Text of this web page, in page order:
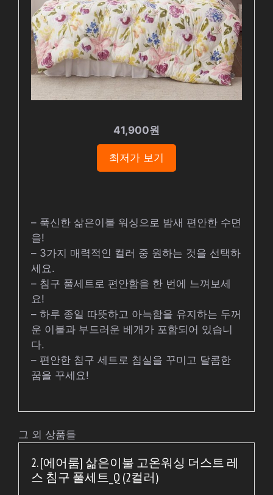
41,900원
최저가 보기
– 푹신한 삶은이불 워싱으로 밤새 편안한 수면
을!
– 3가지 매력적인 컬러 중 원하는 것을 선택하
세요.
– 침구 풀세트로 편안함을 한 번에 느껴보세
요!
– 하루 종일 따뜻하고 아늑함을 유지하는 두꺼
운 이불과 부드러운 베개가 포함되어 있습니
다.
– 편안한 침구 세트로 침실을 꾸미고 달콤한
꿈을 꾸세요!
그 외 상품들
2. [에어룸] 삶은이불 고온워싱 더스트 레
스 침구 풀세트_Q (2컬러)